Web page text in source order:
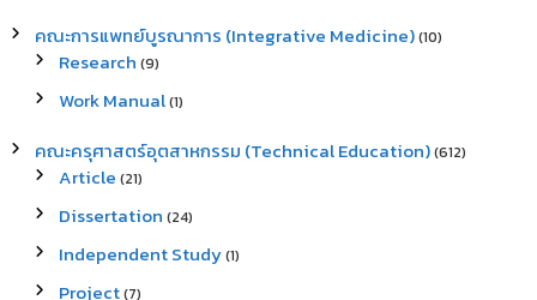
คณะการแพทย์บูรณาการ (Integrative Medicine)(10)
Research (9)
Work Manual(1)
คณะครุศาสตร์อุตสาหกรรม (Technical Education)(612)
Article (21)
Dissertation (24)
Independent Study(1)
Project(7)